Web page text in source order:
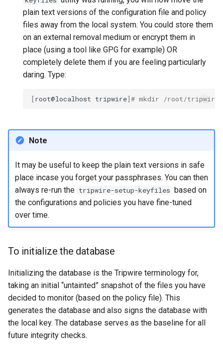
plain text versions of the configuration file and policy
files away from the local system. You could store them
on an external removal medium or encrypt them in
place (using a tool like GPG for example) OR
completely delete them if you are feeling particularly
daring. Type:
[root@localhost tripwire]# mkdir /root/
Note
It may be useful to keep the plain text versions in safe
place incase you forget your passphrases. You can then
always re-run the tripwire-setup-keyfiles based on
the configurations and policies you have fine-tuned
over time.
To initialize the database
Initializing the database is the Tripwire terminology for,
taking an initial “untainted” snapshot of the files you have
decided to monitor (based on the policy file). This
generates the database and also signs the database with
the local key. The database serves as the baseline for all
future integrity checks.